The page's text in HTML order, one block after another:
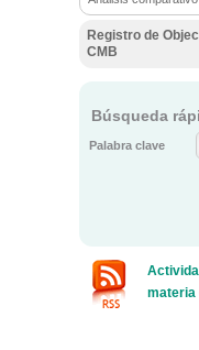
Registro de
CMB
Búsqueda
Palabra clave
materia